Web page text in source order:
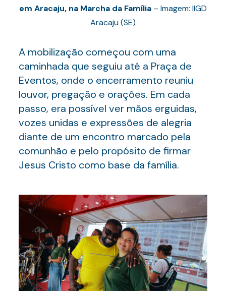
em Aracaju, na Marcha da Família– Imagem: IIGD
Aracaju (SE)
A mobilização começou com uma
caminhada que seguiu até a Praça de
Eventos, onde o encerramento reuniu
louvor, pregação e orações. Em cada
passo, era possível ver mãos erguidas,
vozes unidas e expressões de alegria
diante de um encontro marcado pela
comunhão e pelo propósito de firmar
Jesus Cristo como base da família.